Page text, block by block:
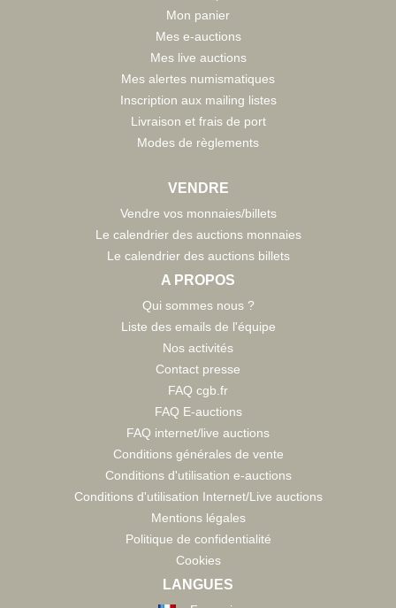
Mon panier
Mes e-auctions
Mes live auctions
Mes alertes numismatiques
Inscription aux mailing listes
Livraison et frais de port
Modes de règlements
VENDRE
Vendre vos monnaies/billets
Le calendrier des auctions monnaies
Le calendrier des auctions billets
A PROPOS
Qui sommes nous ?
Liste des emails de l'équipe
Nos activités
Contact presse
FAQ cgb.fr
FAQ E-auctions
FAQ internet/live auctions
Conditions générales de vente
Conditions d'utilisation e-auctions
Conditions d'utilisation Internet/Live auctions
Mentions légales
Politique de confidentialité
Cookies
LANGUES